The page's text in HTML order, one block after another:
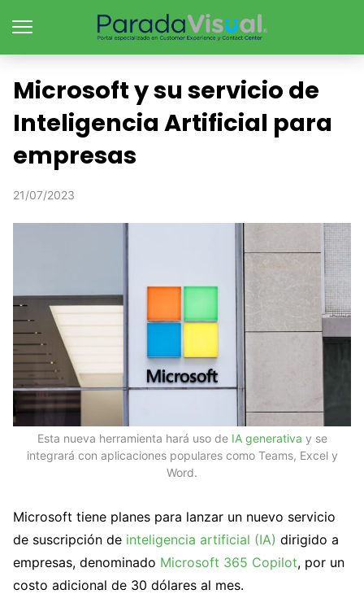
Microsoft y su servicio de
Inteligencia Artificial para
empresas
21/07/2023
Esta nueva herramienta hará uso de IA generativa y se
integrará con aplicaciones populares como Teams, Excel y
Word.
Microsoft tiene planes para lanzar un nuevo servicio
de suscripción de inteligencia artificial (IA) dirigido a
empresas, denominado Microsoft 365 Copilot, por un
costo adicional de 30 dólares al mes.